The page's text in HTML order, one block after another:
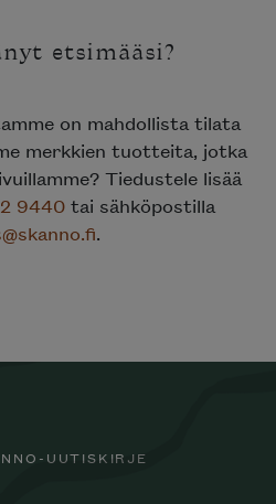
etsimääsi?
on mahdollista tilata
merkkien tuotteita, jotka
Tiedustele lisää
9440tai sähköpostilla
.
UUTISKIRJE